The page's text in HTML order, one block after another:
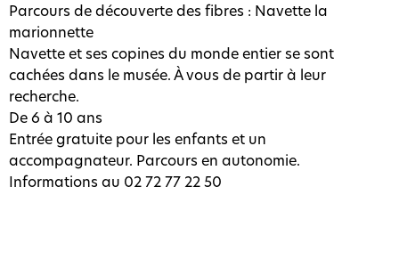
Parcours de découverte des fibres : Navette la
marionnette
Navette et ses copines du monde entier se sont
cachées dans le musée. À vous de partir à leur
recherche.
De 6 à 10 ans
Entrée gratuite pour les enfants et un
accompagnateur. Parcours en autonomie.
Informations au 02 72 77 22 50